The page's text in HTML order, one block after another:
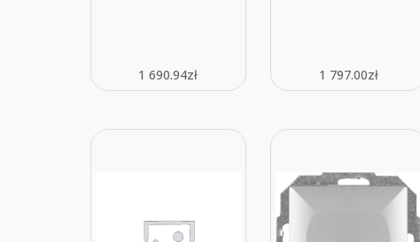
1 690.94zł 1 797.00zł